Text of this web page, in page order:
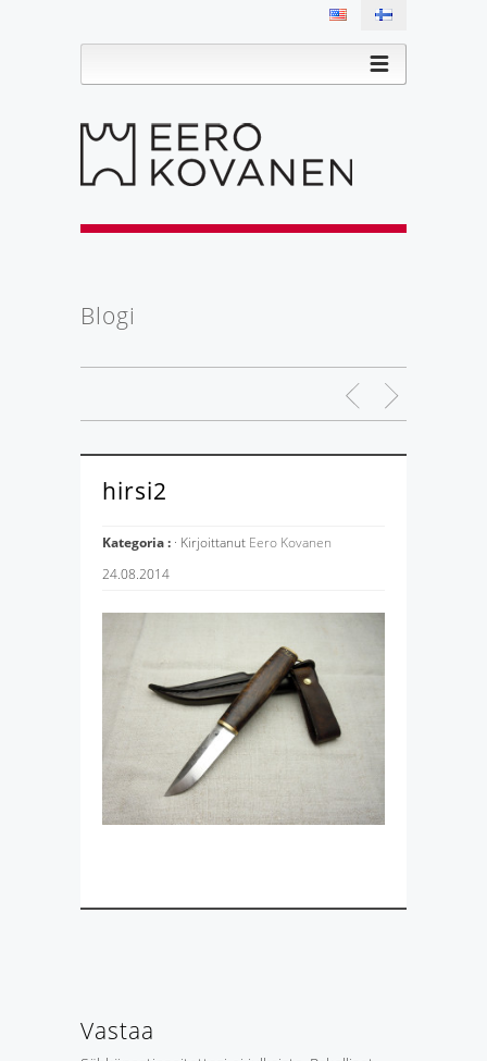
Blogi
hirsi2
Kategoria : · Kirjoittanut Eero Kovanen
24.08.2014
Vastaa